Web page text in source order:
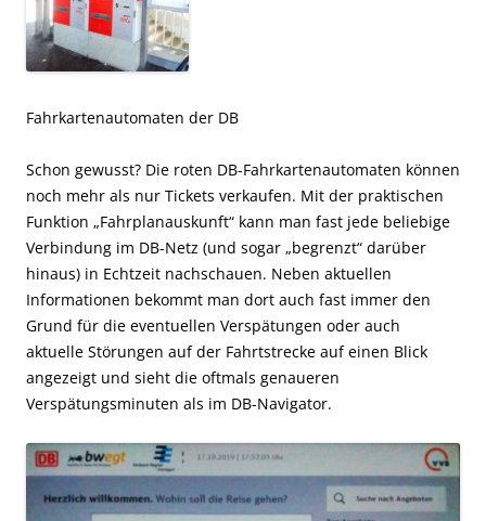
Fahrkartenautomaten der DB
Schon gewusst? Die roten DB-Fahrkartenautomaten können
noch mehr als nur Tickets verkaufen. Mit der praktischen
Funktion „Fahrplanauskunft“ kann man fast jede beliebige
Verbindung im DB-Netz (und sogar „begrenzt“ darüber
hinaus) in Echtzeit nachschauen. Neben aktuellen
Informationen bekommt man dort auch fast immer den
Grund für die eventuellen Verspätungen oder auch
aktuelle Störungen auf der Fahrtstrecke auf einen Blick
angezeigt und sieht die oftmals genaueren
Verspätungsminuten als im DB-Navigator.